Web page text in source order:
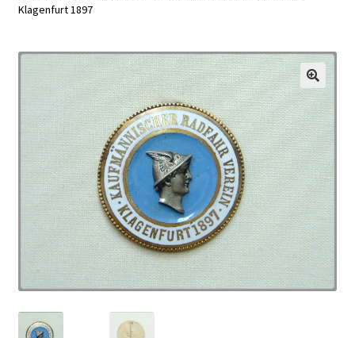
Klagenfurt 1897